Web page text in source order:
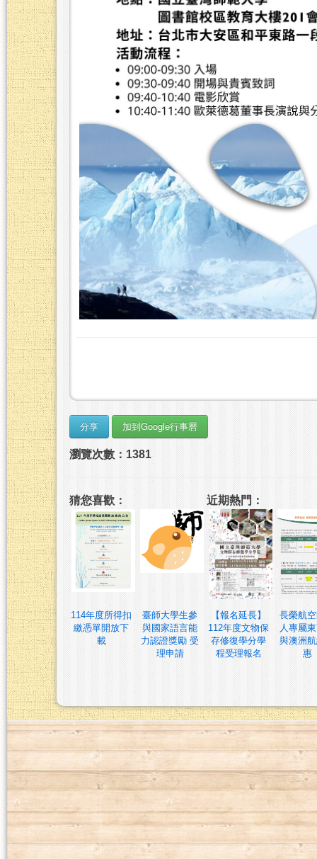
瀏覽次數：1381
猜您喜歡：
114年度所得扣
繳憑單開放下
載
臺師大學生參
與國家語言能
力認證獎勵 受
理申請
近期熱門：
【報名延長】
112年度文物保
存修復學分學
程受理報名
長榮航
人專屬
與澳洲
惠